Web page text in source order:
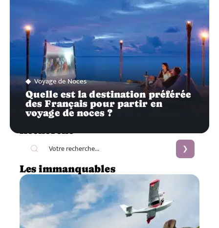
Voyage de Noces
Quelle est la destination préférée
des Français pour partir en
voyage de noces ?
Recherche
Les immanquables